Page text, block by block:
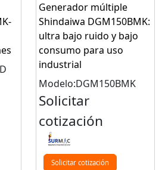
Generador múltiple
Shindaiwa DGM150BMK:
ultra bajo ruido y bajo
consumo para uso
industrial
Modelo:DGM150BMK
Solicitar
cotización
Solicitar cotización